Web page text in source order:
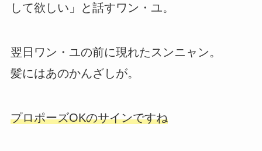
して欲しい」と話すワン・ユ。
翌日ワン・ユの前に現れたスンニャン。
髪にはあのかんざしが。
プロポーズOKのサインですね